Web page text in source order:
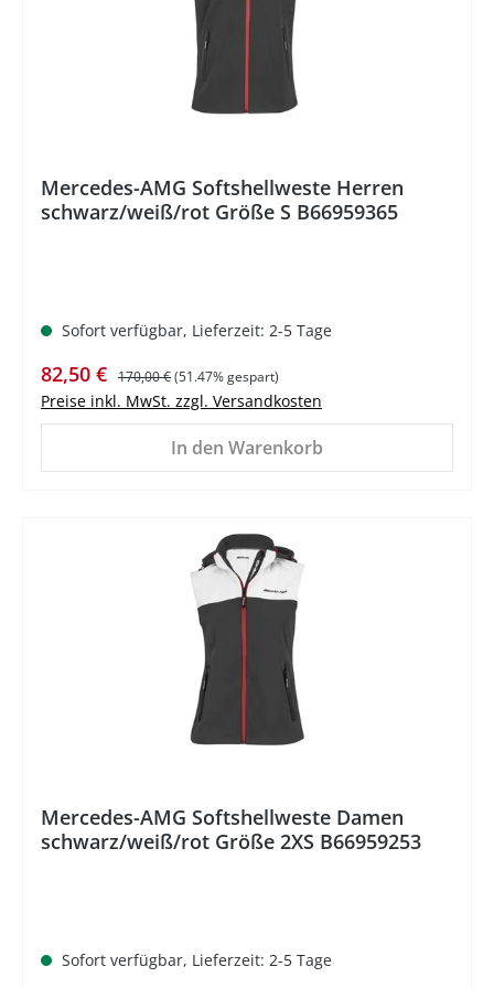
Mercedes-AMG Softshellweste Herren
schwarz/weiß/rot Größe S B66959365
Sofort verfügbar, Lieferzeit: 2-5 Tage
Verkaufspreis:
82,50 € Regulärer Preis:
170,00 €(51.47% gespart)
Preise inkl. MwSt. zzgl. Versandkosten
In den Warenkorb
Mercedes-AMG Softshellweste Damen
schwarz/weiß/rot Größe 2XS B66959253
Sofort verfügbar, Lieferzeit: 2-5 Tage